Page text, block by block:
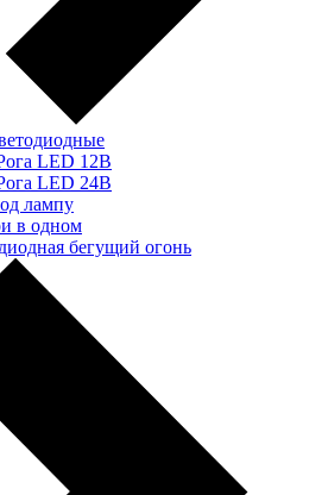
LED 12В
LED 24В
лампу
в одном
бегущий огонь